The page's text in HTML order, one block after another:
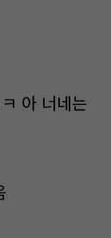
아 너네는